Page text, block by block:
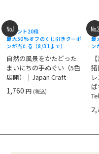
No.1
ポイント20倍
最大50%オフのくじ引きクーポ
ンが当たる（8/31まで）
自然の風景をかたどった
まいにちの手ぬぐい（5色
展開）｜Japan Craft
1,760円 (税込)
No.2
ポ
最
ン